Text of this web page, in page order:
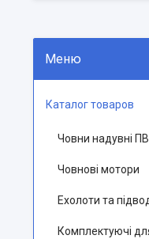
Каталог товаров
Човни надувні
Човнові мотори
Ехолоти та
Комплектуючі